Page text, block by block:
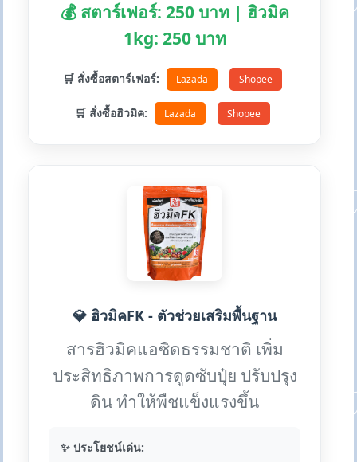
💰 สตาร์เฟอร์: 250 บาท | ฮิวมิค
1kg: 250 บาท
🛒 สั่งซื้อสตาร์เฟอร์: Lazada Shopee
🛒 สั่งซื้อฮิวมิค: Lazada Shopee
💎 ฮิวมิคFK - ตัวช่วยเสริมพื้นฐาน
สารฮิวมิคแอซิดธรรมชาติ เพิ่ม
ประสิทธิภาพการดูดซับปุ๋ย ปรับปรุง
ดิน ทำให้พืชแข็งแรงขึ้น
✨ ประโยชน์เด่น: